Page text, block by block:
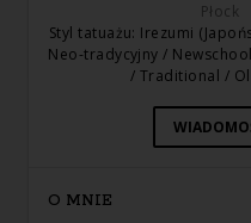
Płock
Styl tatuażu: Irezumi
Neo-tradycyjny /
/ Traditional /
O MNIE